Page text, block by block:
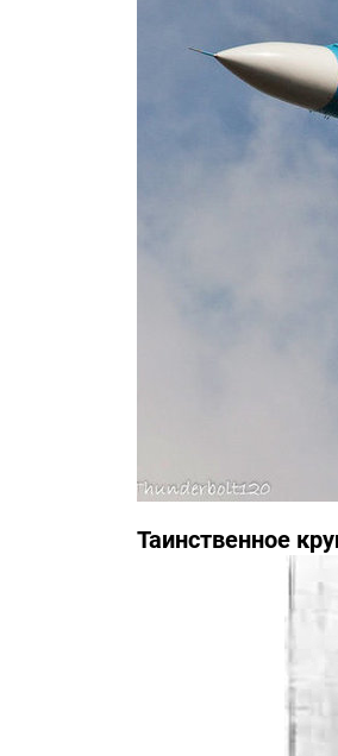
Таинственное
инциденте